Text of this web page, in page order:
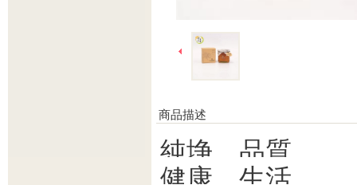
商品描述
純埩．品質
健康．生活